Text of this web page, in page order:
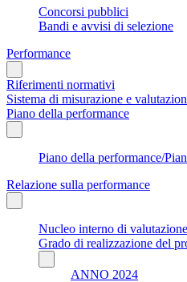
Concorsi pubblici
Bandi e avvisi di selezione
Performance
Riferimenti normativi
Sistema di misurazione e
Piano della performance
Piano della performance/
Relazione sulla performance
Nucleo interno di valutazione
Grado di realizzazione del
ANNO 2024